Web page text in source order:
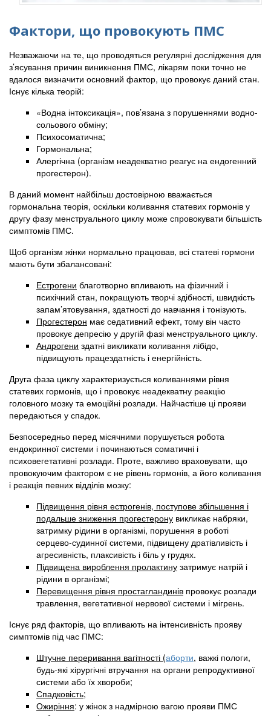
Фактори, що провокують ПМС
Незважаючи на те, що проводяться регулярні дослідження для
з’ясування причин виникнення ПМС, лікарям поки точно не
вдалося визначити основний фактор, що провокує даний стан.
Існує кілька теорій:
«Водна інтоксикація», пов’язана з порушеннями водно-
сольового обміну;
Психосоматична;
Гормональна;
Алергічна (організм неадекватно реагує на ендогенний
прогестерон).
В даний момент найбільш достовірною вважається
гормональна теорія, оскільки коливання статевих гормонів у
другу фазу менструального циклу може спровокувати більшість
симптомів ПМС.
Щоб організм жінки нормально працював, всі статеві гормони
мають бути збалансовані:
Естрогени благотворно впливають на фізичний і
психічний стан, покращують творчі здібності, швидкість
запам’ятовування, здатності до навчання і тонізують.
Прогестерон має седативний ефект, тому він часто
провокує депресію у другій фазі менструального циклу.
Андрогени здатні викликати коливання лібідо,
підвищують працездатність і енергійність.
Друга фаза циклу характеризується коливаннями рівня
статевих гормонів, що і провокує неадекватну реакцію
головного мозку та емоційні розлади. Найчастіше ці прояви
передаються у спадок.
Безпосередньо перед місячними порушується робота
ендокринної системи і починаються соматичні і
психовегетативні розлади. Проте, важливо враховувати, що
провокуючим фактором є не рівень гормонів, а його коливання
і реакція певних відділів мозку:
Підвищення рівня естрогенів, поступове збільшення і
подальше зниження прогестерону викликає набряки,
затримку рідини в організмі, порушення в роботі
серцево-судинної системи, підвищену дратівливість і
агресивність, плаксивість і біль у грудях.
Підвищена вироблення пролактину затримує натрій і
рідини в організмі;
Перевищення рівня простагландинів провокує розлади
травлення, вегетативної нервової системи і мігрень.
Існує ряд факторів, що впливають на інтенсивність прояву
симптомів під час ПМС:
Штучне переривання вагітності (аборти, важкі пологи,
будь-які хірургічні втручання на органи репродуктивної
системи або їх хвороби;
Спадковість;
Ожиріння: у жінок з надмірною вагою прояви ПМС